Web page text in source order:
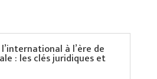
à l’ère de
: les clés juridiques et